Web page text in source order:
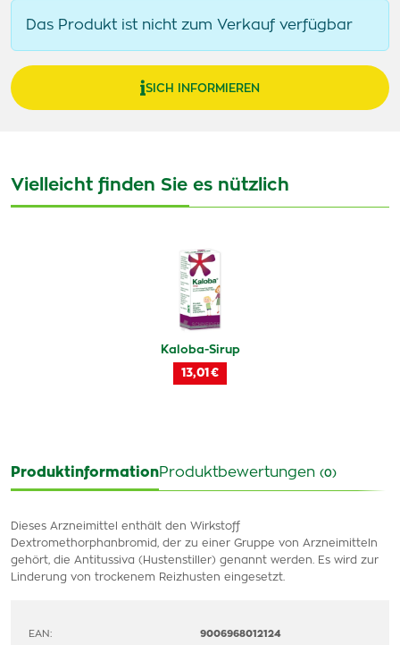
Das Produkt ist nicht zum Verkauf verfügbar
SICH INFORMIEREN
Vielleicht finden Sie es nützlich
Kaloba-Sirup
13,01 €
ProduktinformationProduktbewertungen (0)
Dieses Arzneimittel enthält den Wirkstoff
Dextromethorphanbromid, der zu einer Gruppe von Arzneimitteln
gehört, die Antitussiva (Hustenstiller) genannt werden. Es wird zur
Linderung von trockenem Reizhusten eingesetzt.
EAN: 9006968012124